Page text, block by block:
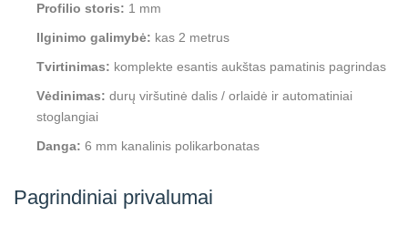
Profilio storis: 1 mm
Ilginimo galimybė: kas 2 metrus
Tvirtinimas: komplekte esantis aukštas pamatinis pagrindas
Vėdinimas: durų viršutinė dalis / orlaidė ir automatiniai
stoglangiai
Danga: 6 mm kanalinis polikarbonatas
Pagrindiniai privalumai